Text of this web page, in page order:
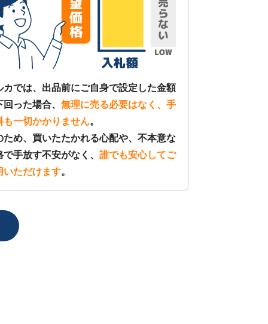
カでは、出品前にご自身で設定した金額
回った場合、 無理に売る必要はなく、手
も一切かかりません。
ため、買いたたかれる心配や、不本意な
で手放す不安がなく、 誰でも安心してご
いただけます。